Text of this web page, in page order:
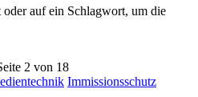
auf ein Schlagwort, um die
2 von 18
Immissionsschutz